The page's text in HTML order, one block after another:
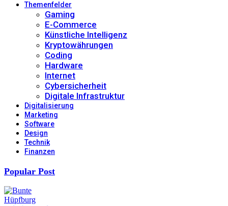
Themenfelder
Gaming
E-Commerce
Künstliche Intelligenz
Kryptowährungen
Coding
Hardware
Internet
Cybersicherheit
Digitale Infrastruktur
Digitalisierung
Marketing
Software
Design
Technik
Finanzen
Popular Post